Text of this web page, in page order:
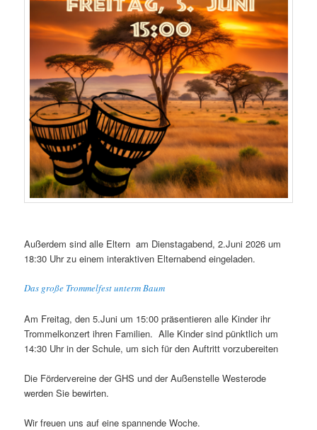
Außerdem sind alle Eltern am Dienstagabend, 2.Juni 2026 um
18:30 Uhr zu einem interaktiven Elternabend eingeladen.
Das große Trommelfest unterm Baum
Am Freitag, den 5.Juni um 15:00 präsentieren alle Kinder ihr
Trommelkonzert ihren Familien. Alle Kinder sind pünktlich um
14:30 Uhr in der Schule, um sich für den Auftritt vorzubereiten
Die Fördervereine der GHS und der Außenstelle Westerode
werden Sie bewirten.
Wir freuen uns auf eine spannende Woche.